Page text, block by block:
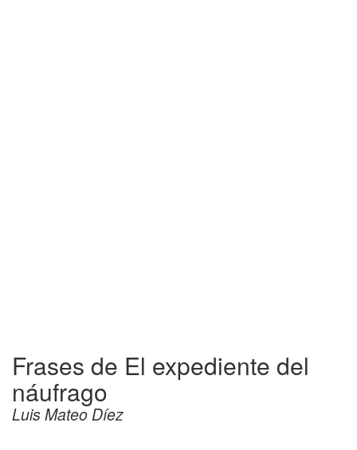
Frases de El expediente del
náufrago
Luis Mateo Díez